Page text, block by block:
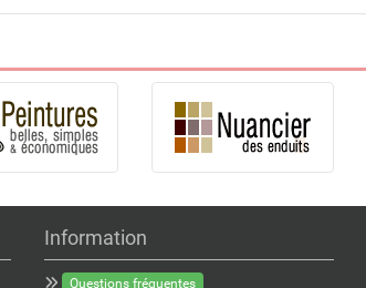
Information
Questions fréquentes